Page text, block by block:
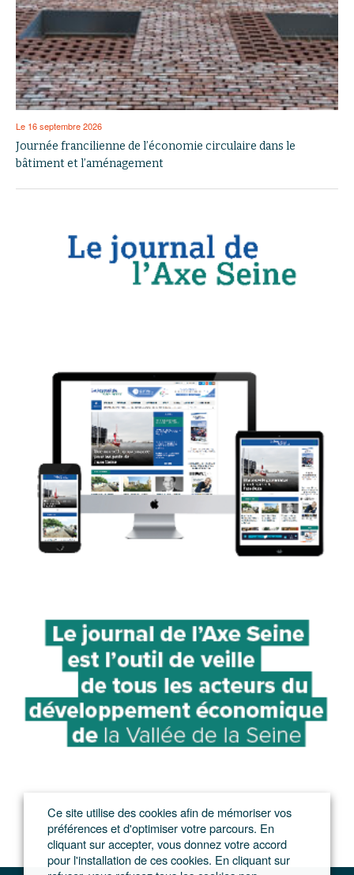
Le 16 septembre 2026
Journée francilienne de l’économie circulaire dans le
bâtiment et l’aménagement
Ce site utilise des cookies afin de mémoriser vos
préférences et d'optimiser votre parcours. En
cliquant sur accepter, vous donnez votre accord
pour l'installation de ces cookies. En cliquant sur